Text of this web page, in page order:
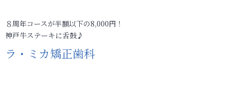
８周年コースが半額以下の8,000円！
神戸牛ステーキに舌鼓♪
ラ・ミカ矯正歯科